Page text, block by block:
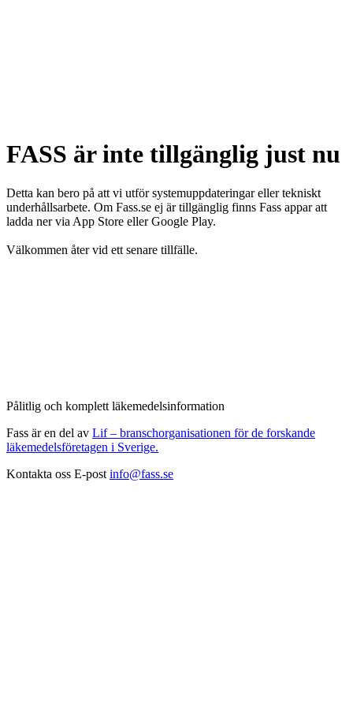
FASS är inte tillgänglig just nu
Detta kan bero på att vi utför systemuppdateringar eller tekniskt
underhållsarbete. Om Fass.se ej är tillgänglig finns Fass appar att
ladda ner via App Store eller Google Play.
Välkommen åter vid ett senare tillfälle.
Pålitlig och komplett läkemedelsinformation
Fass är en del av Lif – branschorganisationen för de forskande
läkemedelsföretagen i Sverige.
Kontakta oss E-post info@fass.se